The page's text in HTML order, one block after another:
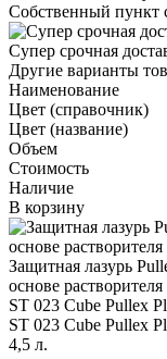
Собственный пункт
Супер срочная
Другие варианты
Наименование
Цвет (справочник)
Цвет (название)
Объем
Стоимость
Наличие
В корзину
Защитная лазурь
основе растворителя
ST 023 Cube Pullex
ST 023 Cube Pullex
4,5 л.